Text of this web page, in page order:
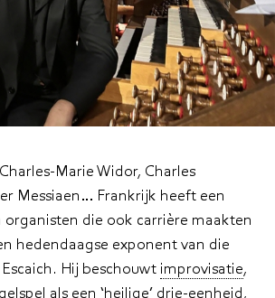
Marie Widor, Charles
Messiaen… Frankrijk heeft een
die ook carrière maakten
hedendaagse exponent van die
Hij beschouwt improvisatie,
spel als een ‘heilige’ drie-eenheid,